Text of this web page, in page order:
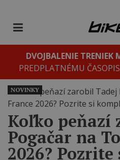
DVOJBALENIE TRENIEK
PREDPLATNÉMU
Koľko peňazí
Pogačar na
2026? Pozrite
NOVINKY